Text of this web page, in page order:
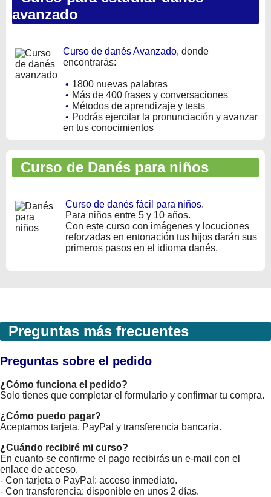
avanzado
Curso de danés Avanzado, donde
encontrarás:
• 1800 nuevas palabras
• Más de 400 frases y conversaciones
• Métodos de aprendizaje y tests
• Podrás ejercitar la pronunciación y avanzar
en tus conocimientos
Curso de Danés para niños
Curso de danés fácil para niños.
Para niños entre 5 y 10 años.
Con este curso con imágenes y locuciones
reforzadas en entonación tus hijos darán sus
primeros pasos en el idioma danés.
Preguntas más frecuentes
Preguntas sobre el pedido
¿Cómo funciona el pedido?
Solo tienes que completar el formulario y confirmar tu compra.
¿Cómo puedo pagar?
Aceptamos tarjeta, PayPal y transferencia bancaria.
¿Cuándo recibiré mi curso?
En cuanto se confirme el pago recibirás un e-mail con el
enlace de acceso.
- Con tarjeta o PayPal: acceso inmediato.
- Con transferencia: disponible en unos 2 días.